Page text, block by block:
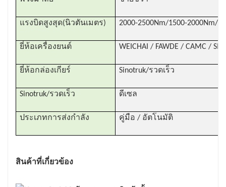
แรงบิดสูงสุด(นิวตันเมตร) 2000-2500Nm/1500-2000Nm/
ยี่ห้อเครื่องยนต์ WEICHAI / FAWDE / CAMC /
ยี่ห้อกล่องเกียร์ Sinotruk/รวดเร็ว
Sinotruk/รวดเร็ว ดีเซล
ประเภทการส่งกำลัง คู่มือ / อัตโนมัติ
สินค้าที่เกี่ยวข้อง